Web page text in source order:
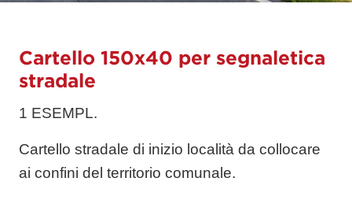
Cartello 150x40 per segnaletica
stradale
1 ESEMPL.
Cartello stradale di inizio località da collocare
ai confini del territorio comunale.